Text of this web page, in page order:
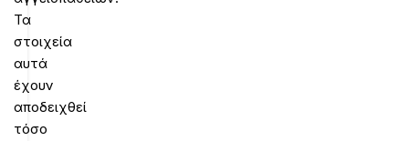
Τα
στοιχεία
αυτά
έχουν
αποδειχθεί
τόσο